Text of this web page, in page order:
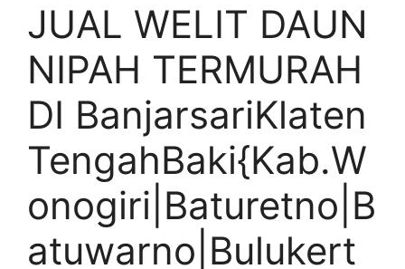
JUAL WELIT DAUN
NIPAH TERMURAH
DI BanjarsariKlaten
TengahBaki{Kab.W
onogiri|Baturetno|B
atuwarno|Bulukert